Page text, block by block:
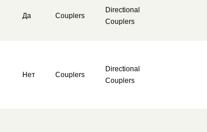
Да Couplers
Directional
Couplers
Нет Couplers
Directional
Couplers